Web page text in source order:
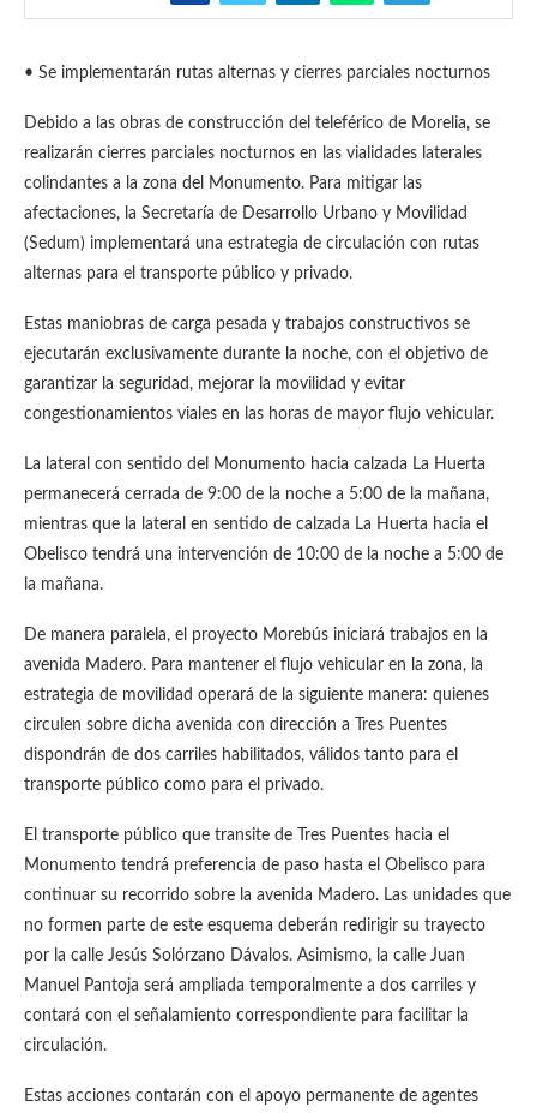
• Se⁠ implementarán rutas alternas y cierres parciales nocturnos
Debido a las obras de construcción del teleférico de Morelia, se
realizarán cierres parciales nocturnos en las vialidades laterales
colindantes a la zona del Monumento. Para mitigar las
afectaciones, la Secretaría de Desarrollo Urbano y Movilidad
(Sedum) implementará una estrategia de circulación con rutas
alternas para el transporte público y privado.
Estas maniobras de carga pesada y trabajos constructivos se
ejecutarán exclusivamente durante la noche, con el objetivo de
garantizar la seguridad, mejorar la movilidad y evitar
congestionamientos viales en las horas de mayor flujo vehicular.
La lateral con sentido del Monumento hacia calzada La Huerta
permanecerá cerrada de 9:00 de la noche a 5:00 de la mañana,
mientras que la lateral en sentido de calzada La Huerta hacia el
Obelisco tendrá una intervención de 10:00 de la noche a 5:00 de
la mañana.
De manera paralela, el proyecto Morebús iniciará trabajos en la
avenida Madero. Para mantener el flujo vehicular en la zona, la
estrategia de movilidad operará de la siguiente manera: quienes
circulen sobre dicha avenida con dirección a Tres Puentes
dispondrán de dos carriles habilitados, válidos tanto para el
transporte público como para el privado.
El transporte público que transite de Tres Puentes hacia el
Monumento tendrá preferencia de paso hasta el Obelisco para
continuar su recorrido sobre la avenida Madero. Las unidades que
no formen parte de este esquema deberán redirigir su trayecto
por la calle Jesús Solórzano Dávalos. Asimismo, la calle Juan
Manuel Pantoja será ampliada temporalmente a dos carriles y
contará con el señalamiento correspondiente para facilitar la
circulación.
Estas acciones contarán con el apoyo permanente de agentes